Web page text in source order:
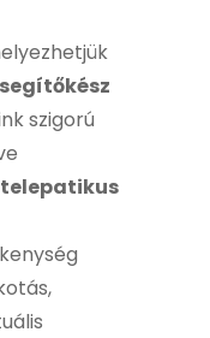
szigorú